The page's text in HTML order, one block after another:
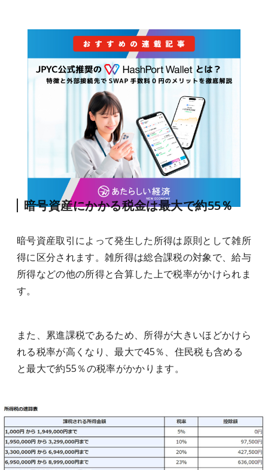
暗号資産にかかる税金は最大で約55％
暗号資産取引によって発生した所得は原則として雑所
得に区分されます。雑所得は総合課税の対象で、給与
所得などの他の所得と合算した上で税率がかけられま
す。
また、累進課税であるため、所得が大きいほどかけら
れる税率が高くなり、最大で45％、住民税も含める
と最大で約55％の税率がかかります。